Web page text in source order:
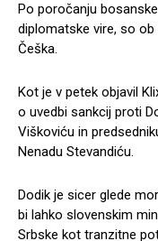
Po poročanju
diplomatske vire, so
Češka.
Kot je v petek objavil
o uvedbi sankcij proti
Viškoviću in
Nenadu Stevandiću.
Dodik je sicer glede
bi lahko slovenskim
Srbske kot tranzitne